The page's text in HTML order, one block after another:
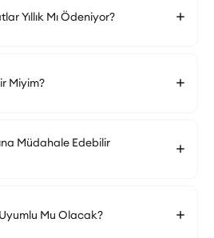
Yıllık Mı Ödeniyor?
Miyim?
Müdahale Edebilir
Uyumlu Mu Olacak?